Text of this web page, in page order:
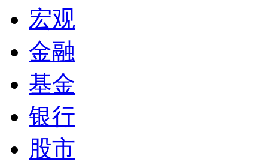
宏观
金融
基金
银行
股市